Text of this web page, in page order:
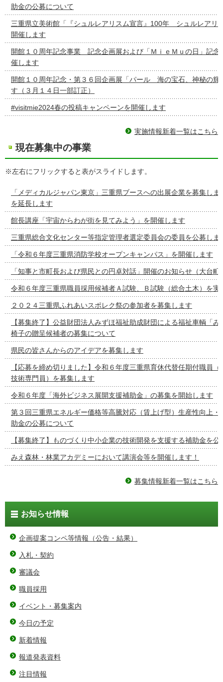
助金の公募について
三重県立美術館「『シュルレアリスム宣言』100年 シュルレアリ
開催します
開館１０周年記念事業 記念企画展および「ＭｉｅＭｕの日」記念
催します
開館１０周年記念・第３６回企画展「パール 海の宝石、神秘の輝
す（３月１４日一部訂正）
#visitmie2024春の投稿キャンペーンを開催します
実施情報新着一覧はこちら
現在募集中の事業
※左右にフリックすると表がスライドします。
「メディカルジャパン東京」三重県ブースへの出展企業を募集し
を延長します
館長講座「宇宙からわが街を見てみよう」を開催します
三重県総合文化センター等指定管理者選定委員会の委員を公募しま
「令和６年度三重県消防学校オープンキャンパス」を開催します
「知事と市町長および県民との円卓対話」開催のお知らせ（大台町
令和６年度三重県職員採用候補者Ａ試験、Ｂ試験（総合土木）を実
２０２４三重県ふれあいスポレク祭の参加者を募集します
【募集終了】公益財団法人みずほ福祉助成財団による福祉車輌「
椅子の贈呈候補者の募集について
県民の皆さんからのアイデアを募集します
【応募を締め切りました】令和６年度三重県育休代替任期付職員
技術専門員）を募集します
令和６年度「海外ビジネス展開支援補助金」の募集を開始します
第３回三重県エネルギー価格等高騰対応（賃上げ型）生産性向上・
助金の公募について
【募集終了】ものづくり中小企業の技術開発を支援する補助金を公
みえ森林・林業アカデミーにおいて講演会等を開催します！
募集情報新着一覧はこちら
お知らせ情報
企画提案コンペ等情報（公告・結果）
入札・契約
審議会
職員採用
イベント・募集案内
今日の予定
新着情報
報道発表資料
注目情報